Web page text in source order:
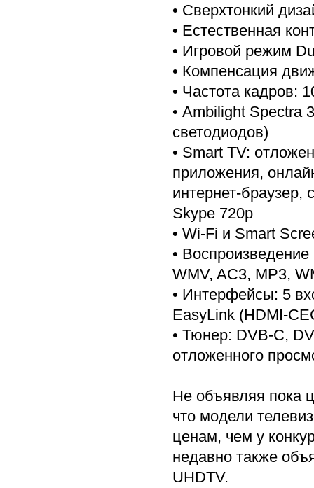
• Сверхтонкий
• Естественная
• Игровой режим
• Компенсация
• Частота кадров:
• Ambilight Spectra
светодиодов)
• Smart TV:
приложения,
интернет-
Skype 720p
• Wi-Fi и Smart
•
WMV, AC3, MP3,
• Интерфейсы: 5
EasyLink (HDMI-
• Тюнер: DVB-C,
отложенного
Не объявляя пока
что модели
ценам, чем у
недавно также
UHDTV.